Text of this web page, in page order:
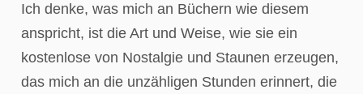
Ich denke, was mich an Büchern wie diesem
anspricht, ist die Art und Weise, wie sie ein
kostenlose von Nostalgie und Staunen erzeugen,
das mich an die unzähligen Stunden erinnert, die